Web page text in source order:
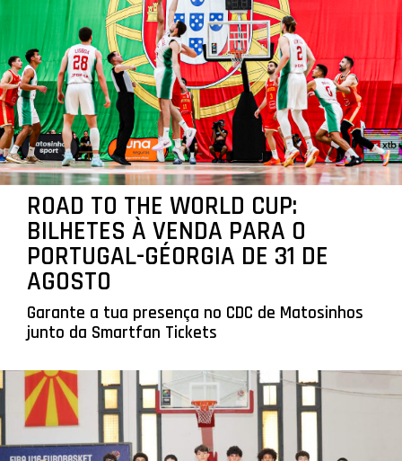
ROAD TO THE WORLD CUP:
BILHETES À VENDA PARA O
PORTUGAL-GÉORGIA DE 31 DE
AGOSTO
Garante a tua presença no CDC de Matosinhos
junto da Smartfan Tickets